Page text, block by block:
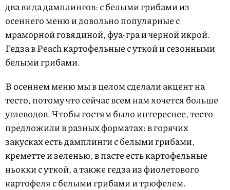
два вида дамплингов: с белыми грибами из
осеннего меню и довольно популярные с
мраморной говядиной, фуа-гра и черной икрой.
Гедза в Peach картофельные с уткой и сезонными
белыми грибами.
В осеннем меню мы в целом сделали акцент на
тесто, потому что сейчас всем нам хочется больше
углеводов. Чтобы гостям было интереснее, тесто
предложили в разных форматах: в горячих
закусках есть дамплинги с белыми грибами,
креметте и зеленью, в пасте есть картофельные
ньокки с уткой, а также гедза из фиолетового
картофеля с белыми грибами и трюфелем.